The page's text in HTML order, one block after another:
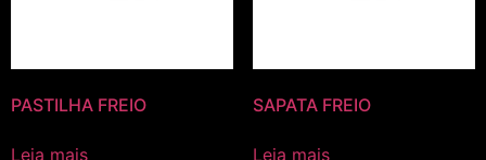
PASTILHA FREIO
Leia mais
SAPATA FREIO
Leia mais